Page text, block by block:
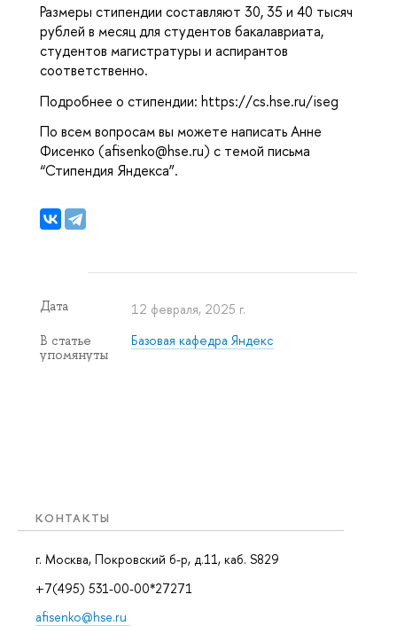
КОНТАКТЫ
г. Москва, Покровский б-р, д.11, каб. S829
+7(495) 531-00-00*27271
afisenko@hse.ru
Размеры стипендии составляют 30, 35 и 40 тысяч
рублей в месяц для студентов бакалавриата,
студентов магистратуры и аспирантов
соответственно.
Подробнее о стипендии: https://cs.hse.ru/iseg
По всем вопросам вы можете написать Анне
Фисенко (afisenko@hse.ru) с темой письма
“Стипендия Яндекса”.
Дата 12 февраля, 2025 г.
В статье
упомянуты
Базовая кафедра Яндекс